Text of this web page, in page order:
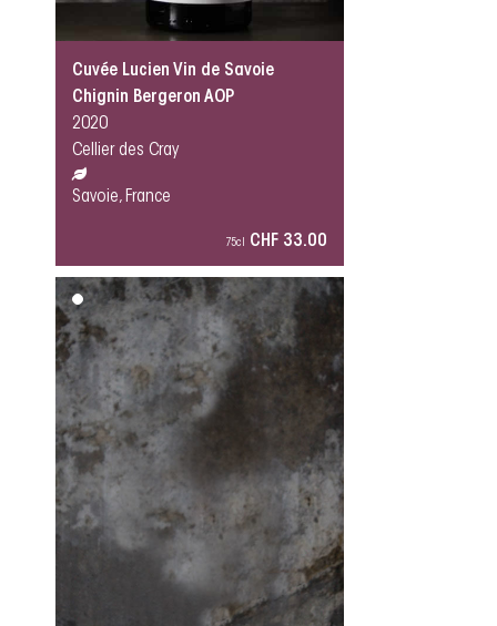
Cuvée Lucien Vin de Savoie
Chignin Bergeron AOP
2020
Cellier des Cray
Savoie, France
75cl CHF 33.00